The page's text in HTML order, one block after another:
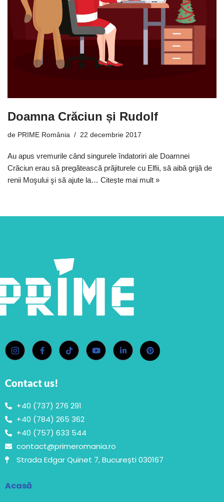
Doamna Crăciun și Rudolf
de PRIME România 22 decembrie 2017
Au apus vremurile când singurele îndatoriri ale Doamnei
Crăciun erau să pregătească prăjiturele cu Elfii, să aibă grijă de
renii Moşului şi să ajute la… Citește mai mult »
Contact us!
+40 (737) 276 291
+40 (784) 265 362
+40 (757) 633 544
contact@primeromania.ro
Strada Edgar Quinet 7, București 030167
Acasă